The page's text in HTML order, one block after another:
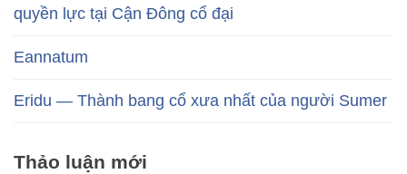
quyền lực tại Cận Đông cổ đại
Eannatum
Eridu — Thành bang cổ xưa nhất của người Sumer
Thảo luận mới